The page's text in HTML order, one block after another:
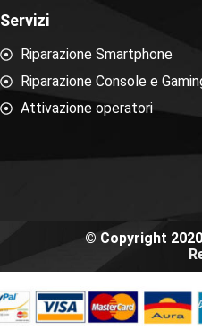
Servizi
Riparazione Smartphone
Riparazione Console e
Attivazione operatori
© Copyright